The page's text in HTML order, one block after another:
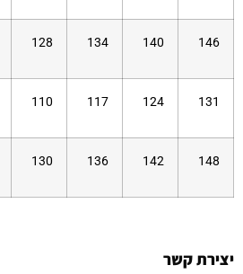
146
140
134
128
131
124
117
110
148
142
136
130
יצירת קשר